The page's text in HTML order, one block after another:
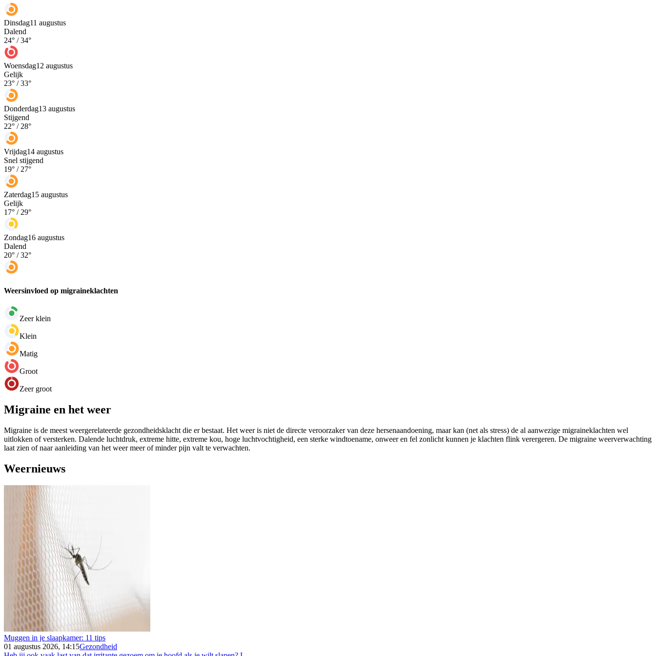
Dinsdag11 augustus
Dalend
24° /34°
Woensdag12 augustus
Gelijk
23° /33°
Donderdag13 augustus
Stijgend
22° / 28°
Vrijdag14 augustus
Snel stijgend
19° / 27°
Zaterdag15 augustus
Gelijk
17° / 29°
Zondag16 augustus
Dalend
20° /32°
Weersinvloed op migraineklachten
Zeer klein
Klein
Matig
Groot
Zeer groot
Migraine en het weer
Migraine is de meest weergerelateerde gezondheidsklacht die er bestaat. Het weer is niet de directe veroorzaker van deze hersenaandoening, maar kan (net als stress) de al aanwezige migraineklachten wel
uitlokken of versterken. Dalende luchtdruk, extreme hitte, extreme kou, hoge luchtvochtigheid, een sterke windtoename, onweer en fel zonlicht kunnen je klachten flink verergeren. De migraine weerverwachting
laat zien of naar aanleiding van het weer meer of minder pijn valt te verwachten.
Weernieuws
Muggen in je slaapkamer: 11 tips
01 augustus 2026, 14:15Gezondheid